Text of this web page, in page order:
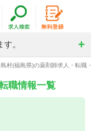
。
村(福島県)の薬剤師求人・転職
職情報一覧